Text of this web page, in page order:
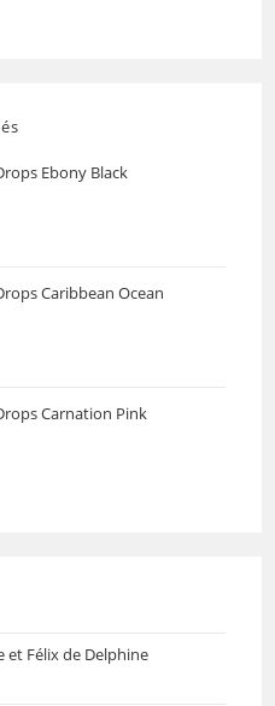
Ebony Black
Caribbean Ocean
Carnation Pink
et Félix de Delphine